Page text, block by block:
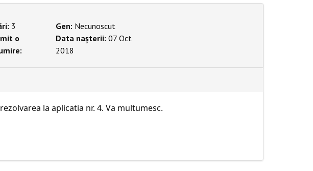
3
o
Gen: Necunoscut
Data nașterii: 07 Oct
2018
la aplicatia nr. 4. Va multumesc.